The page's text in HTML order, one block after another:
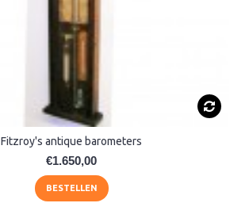
Fitzroy's antique barometers
€1.650,00
BESTELLEN